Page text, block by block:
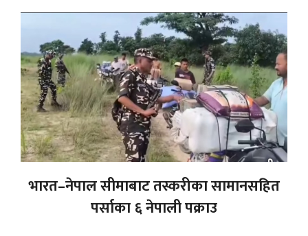
भारत–नेपाल सीमाबाट तस्करीका सामानसहित
पर्साका ६ नेपाली पक्राउ